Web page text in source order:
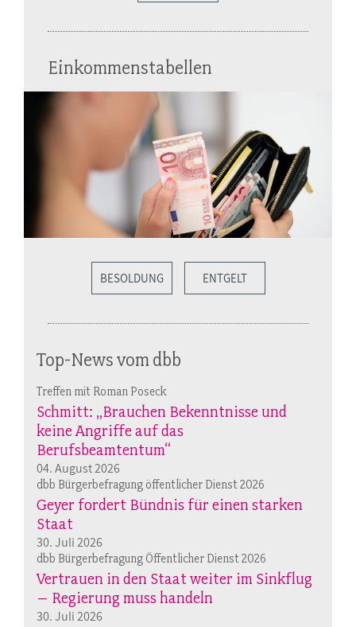
Einkommenstabellen
BESOLDUNG ENTGELT
Top-News vom dbb
Treffen mit Roman Poseck
Schmitt: „Brauchen Bekenntnisse und
keine Angriffe auf das
Berufsbeamtentum“
04. August 2026
dbb Bürgerbefragung öffentlicher Dienst 2026
Geyer fordert Bündnis für einen starken
Staat
30. Juli 2026
dbb Bürgerbefragung Öffentlicher Dienst 2026
Vertrauen in den Staat weiter im Sinkflug
– Regierung muss handeln
30. Juli 2026